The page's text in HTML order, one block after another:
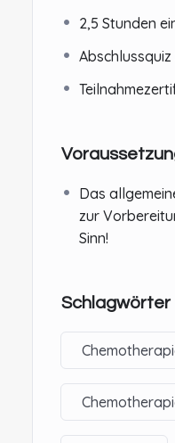
2,5 Stunden
Das
zur
Sinn!
Schlagwörter